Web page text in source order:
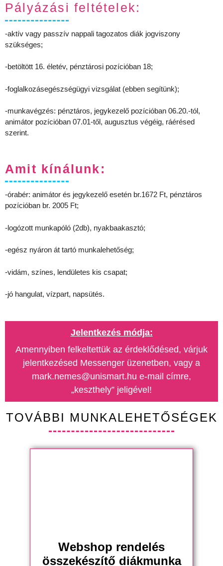
Pályázási feltételek:
-aktív vagy passzív nappali tagozatos diák jogviszony
szükséges;
-betöltött 16. életév, pénztárosi pozícióban 18;
-foglalkozásegészségügyi vizsgálat (ebben segítünk);
-munkavégzés: pénztáros, jegykezelő pozícióban 06.20.-tól,
animátor pozícióban 07.01-től, augusztus végéig, ráérésed
szerint.
Amit kínálunk:
-órabér: animátor és jegykezelő esetén br.1672 Ft, pénztáros
pozícióban br. 2005 Ft;
-logózott munkapóló (2db), nyakbaakasztó;
-egész nyáron át tartó munkalehetőség;
-vidám, színes, lendületes kis csapat;
-jó hangulat, vízpart, napsütés.
Jelentkezés módja:
Amennyiben felkeltettük az érdeklődésed, várjuk
jelentkezésed Messenger üzenetben, vagy a
mark.nemes@unismart.hu e-mail címre,
„keszthely” jeligével!
TOVÁBBI MUNKALEHETŐSÉGEK
Webshop rendelés
összekészítő diákmunka